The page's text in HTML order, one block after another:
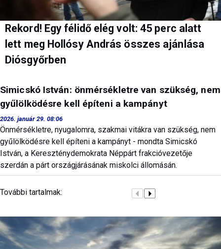
Rekord! Egy félidő elég volt: 45 perc alatt
lett meg Hollósy András összes ajánlása
Diósgyőrben
Simicskó István: önmérsékletre van szükség, nem
gyűlölködésre kell építeni a kampányt
2026. január 29. 08:06
Önmérsékletre, nyugalomra, szakmai vitákra van szükség, nem
gyűlölködésre kell építeni a kampányt - mondta Simicskó
István, a Kereszténydemokrata Néppárt frakcióvezetője
szerdán a párt országjárásának miskolci állomásán.
További tartalmak: